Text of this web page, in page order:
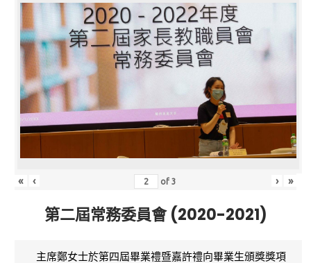
« ‹ of3 › »
第二屆常務委員會 (2020-2021)
主席鄭女士於第四屆畢業禮暨嘉許禮向畢業生頒獎獎項